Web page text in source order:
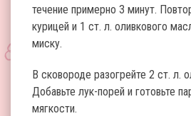
течение примерно 3 минут.
курицей и 1 ст. л. оливкового
миску.
В сковороде разогрейте 2 ст. л.
Добавьте лук-порей и готовьте
мягкости.